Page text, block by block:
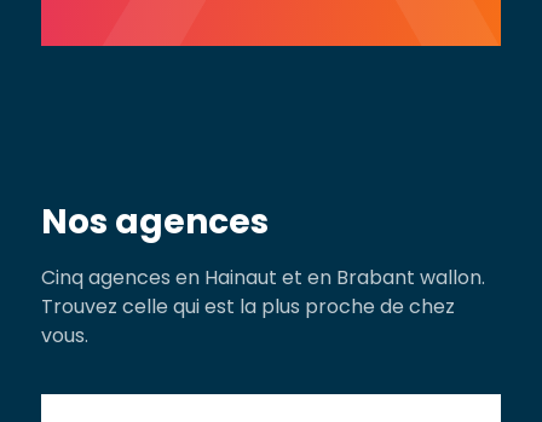
Nos agences
Cinq agences en Hainaut et en Brabant wallon.
Trouvez celle qui est la plus proche de chez
vous.